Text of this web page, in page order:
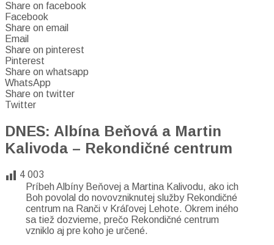
Share on facebook
Facebook
Share on email
Email
Share on pinterest
Pinterest
Share on whatsapp
WhatsApp
Share on twitter
Twitter
DNES: Albína Beňová a Martin
Kalivoda – Rekondičné centrum
4 003
Príbeh Albíny Beňovej a Martina Kalivodu, ako ich
Boh povolal do novovzniknutej služby Rekondičné
centrum na Ranči v Kráľovej Lehote. Okrem iného
sa tiež dozvieme, prečo Rekondičné centrum
vzniklo aj pre koho je určené.